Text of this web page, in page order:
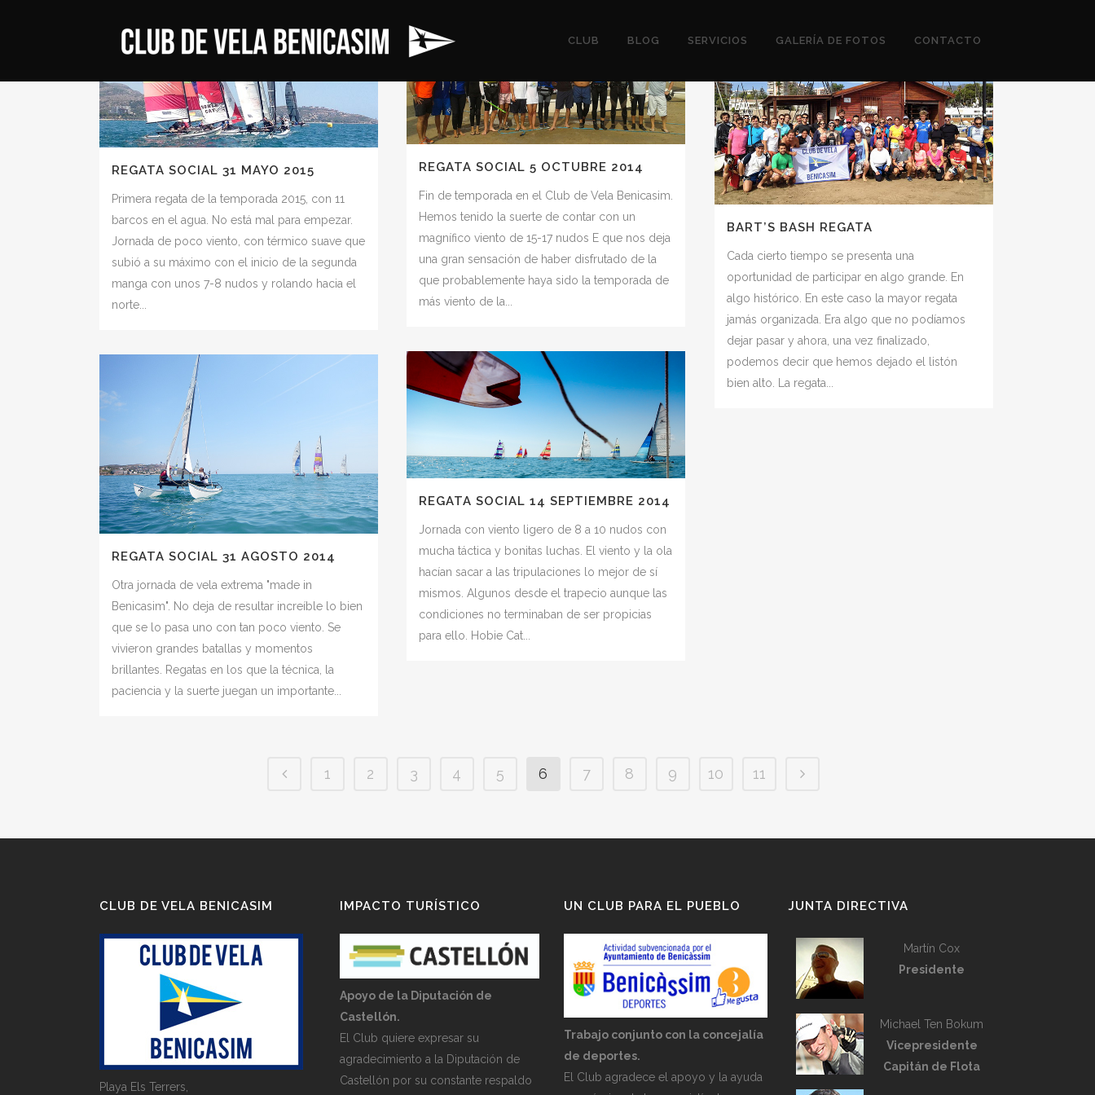
CLUB BLOG SERVICIOS GALERÍA DE FOTOS CONTACTO
REGATA SOCIAL 31 MAYO 2015
Primera regata de la temporada 2015, con 11
barcos en el agua. No está mal para empezar.
Jornada de poco viento, con térmico suave que
subió a su máximo con el inicio de la segunda
manga con unos 7-8 nudos y rolando hacia el
norte...
REGATA SOCIAL 5 OCTUBRE 2014
Fin de temporada en el Club de Vela Benicasim.
Hemos tenido la suerte de contar con un
magnífico viento de 15-17 nudos E que nos deja
una gran sensación de haber disfrutado de la
que probablemente haya sido la temporada de
más viento de la...
BART’S BASH REGATA
Cada cierto tiempo se presenta una
oportunidad de participar en algo grande. En
algo histórico. En este caso la mayor regata
jamás organizada. Era algo que no podíamos
dejar pasar y ahora, una vez finalizado,
podemos decir que hemos dejado el listón
bien alto. La regata...
REGATA SOCIAL 14 SEPTIEMBRE 2014
Jornada con viento ligero de 8 a 10 nudos con
mucha táctica y bonitas luchas. El viento y la ola
hacían sacar a las tripulaciones lo mejor de sí
mismos. Algunos desde el trapecio aunque las
condiciones no terminaban de ser propicias
para ello. Hobie Cat...
REGATA SOCIAL 31 AGOSTO 2014
Otra jornada de vela extrema "made in
Benicasim". No deja de resultar increíble lo bien
que se lo pasa uno con tan poco viento. Se
vivieron grandes batallas y momentos
brillantes. Regatas en los que la técnica, la
paciencia y la suerte juegan un importante...
1 2 3 4 5 6 7 8 9 10 11
CLUB DE VELA BENICASIM
Playa Els Terrers,
IMPACTO TURÍSTICO
Apoyo de la Diputación de
Castellón.
El Club quiere expresar su
agradecimiento a la Diputación de
Castellón por su constante respaldo
UN CLUB PARA EL PUEBLO
Trabajo conjunto con la concejalía
de deportes.
El Club agradece el apoyo y la ayuda
JUNTA DIRECTIVA
Martín Cox
Presidente
Michael Ten Bokum
Vicepresidente
Capitán de Flota